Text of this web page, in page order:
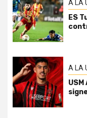
A LA
ES
A LA